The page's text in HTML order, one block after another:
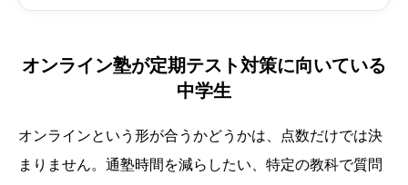
オンライン塾が定期テスト対策に向いている
中学生
オンラインという形が合うかどうかは、点数だけでは決
まりません。通塾時間を減らしたい、特定の教科で質問